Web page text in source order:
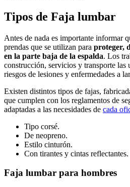
Tipos de Faja lumbar
Antes de nada es importante informar
prendas que se utilizan para proteger,
en la parte baja de la espalda. Los
construcción, servicios y transporte las
riesgos de lesiones y enfermedades a
Existen distintos tipos de fajas,
que cumplen con los reglamentos de
adaptadas a las necesidades de cada
Tipo corsé.
De neopreno.
Estilo cinturón.
Con tirantes y cintas reflectantes.
Faja lumbar para hombres